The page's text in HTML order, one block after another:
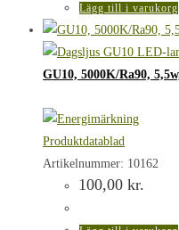
Lägg till i varukorg
GU10, 5000K/Ra90,
Produktdatablad
Artikelnummer: 10162
100,00 kr.